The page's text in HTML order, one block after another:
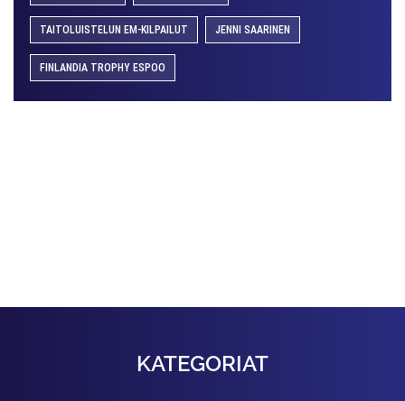
TAITOLUISTELUN EM-KILPAILUT JENNI SAARINEN
FINLANDIA TROPHY ESPOO
KATEGORIAT